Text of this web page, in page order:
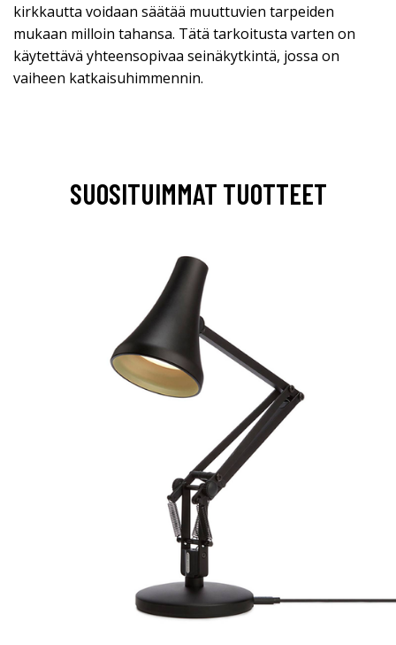
kirkkautta voidaan säätää muuttuvien tarpeiden
mukaan milloin tahansa. Tätä tarkoitusta varten on
käytettävä yhteensopivaa seinäkytkintä, jossa on
vaiheen katkaisuhimmennin.
SUOSITUIMMAT TUOTTEET